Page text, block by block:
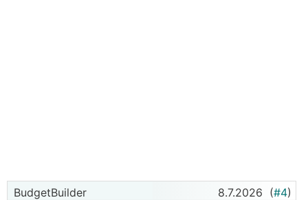
BudgetBuilder 8.7.2026 (#4)